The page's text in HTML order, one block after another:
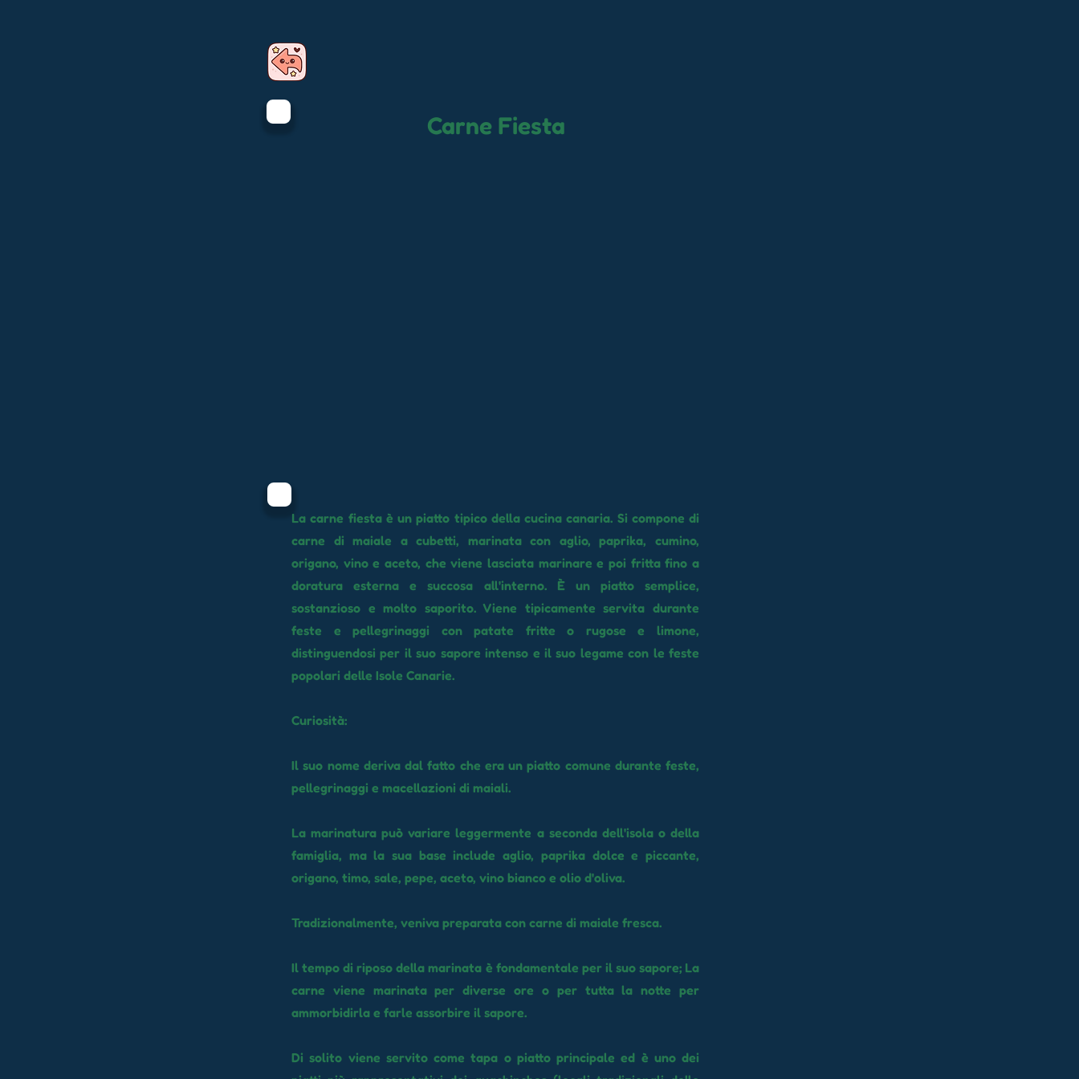
Carne Fiesta
La carne fiesta è un piatto tipico della cucina canaria. Si compone di
carne di maiale a cubetti, marinata con aglio, paprika, cumino,
origano, vino e aceto, che viene lasciata marinare e poi fritta fino a
doratura esterna e succosa all'interno. È un piatto semplice,
sostanzioso e molto saporito. Viene tipicamente servita durante
feste e pellegrinaggi con patate fritte o rugose e limone,
distinguendosi per il suo sapore intenso e il suo legame con le feste
popolari delle Isole Canarie.
Curiosità:
Il suo nome deriva dal fatto che era un piatto comune durante feste,
pellegrinaggi e macellazioni di maiali.
La marinatura può variare leggermente a seconda dell'isola o della
famiglia, ma la sua base include aglio, paprika dolce e piccante,
origano, timo, sale, pepe, aceto, vino bianco e olio d'oliva.
Tradizionalmente, veniva preparata con carne di maiale fresca.
Il tempo di riposo della marinata è fondamentale per il suo sapore; La
carne viene marinata per diverse ore o per tutta la notte per
ammorbidirla e farle assorbire il sapore.
Di solito viene servito come tapa o piatto principale ed è uno dei